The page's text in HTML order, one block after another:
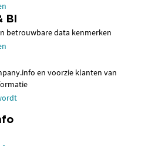
BI
betrouwbare data kenmerken
en voorzie klanten van